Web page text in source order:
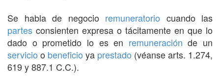
Se habla de negocio remuneratorio cuando las
partes consienten expresa o tácitamente en que lo
dado o prometido lo es en remuneración de un
servicio o beneficio ya prestado (véanse arts. 1.274,
619 y 887.1 C.C.).